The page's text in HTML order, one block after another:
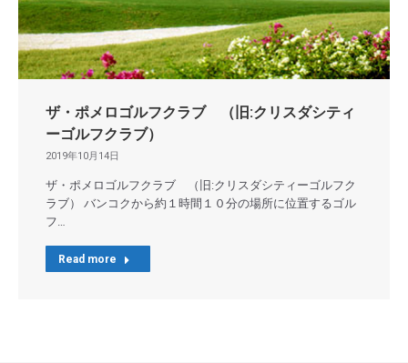
ザ・ポメロゴルフクラブ （旧:クリスダシティ
ーゴルフクラブ）
2019年10月14日
ザ・ポメロゴルフクラブ （旧:クリスダシティーゴルフク
ラブ） バンコクから約１時間１０分の場所に位置するゴル
フ…
Read more